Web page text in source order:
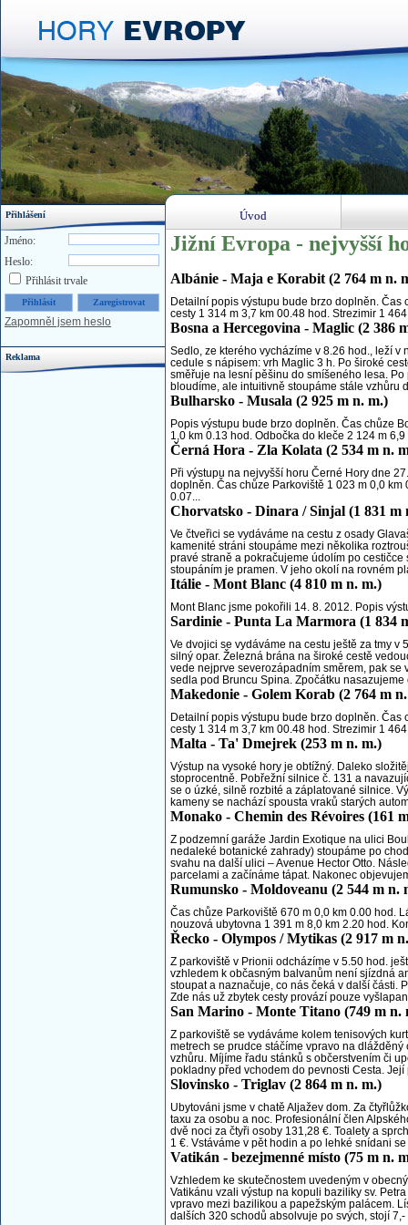
Jižní Evropa - nejvyšší
Albánie - Maja e Korabit (2 764 m n.
Detailní popis výstupu bude brzo doplněn.
cesty 1 314 m 3,7 km 00.48 hod. Strezimir 1
Bosna a Hercegovina - Maglic (2 386
Sedlo, ze kterého vycházíme v 8.26 hod., leží
cedule s nápisem: vrh Maglic 3 h. Po široké
směřuje na lesní pěšinu do smíšeného lesa.
bloudíme, ale intuitivně stoupáme stále vzhůru
Bulharsko - Musala (2 925 m n. m.)
Popis výstupu bude brzo doplněn. Čas chůze
1,0 km 0.13 hod. Odbočka do kleče 2 124 m
Černá Hora - Zla Kolata (2 534 m n.
Při výstupu na nejvyšší horu Černé Hory dne
doplněn. Čas chůze Parkoviště 1 023 m 0,0
0.07...
Chorvatsko - Dinara / Sinjal (1 831 m
Ve čtveřici se vydáváme na cestu z osady
kamenité stráni stoupáme mezi několika
pravé straně a pokračujeme údolím po
stoupáním je pramen. V jeho okolí na rovném
Itálie - Mont Blanc (4 810 m n. m.)
Mont Blanc jsme pokořili 14. 8. 2012. Popis
Sardinie - Punta La Marmora (1 834
Ve dvojici se vydáváme na cestu ještě za tmy v
silný opar. Železná brána na široké cestě
vede nejprve severozápadním směrem, pak
sedla pod Bruncu Spina. Zpočátku nasazujeme
Makedonie - Golem Korab (2 764 m
Detailní popis výstupu bude brzo doplněn.
cesty 1 314 m 3,7 km 00.48 hod. Strezimir 1
Malta - Ta' Dmejrek (253 m n. m.)
Výstup na vysoké hory je obtížný. Daleko
stoprocentně. Pobřežní silnice č. 131 a
se o úzké, silně rozbité a záplatované silnice.
kameny se nachází spousta vraků starých
Monako - Chemin des Révoires (161
Z podzemní garáže Jardin Exotique na ulici
nedaleké botanické zahrady) stoupáme po
svahu na další ulici – Avenue Hector Otto.
parcelami a začínáme tápat. Nakonec
Rumunsko - Moldoveanu (2 544 m n.
Čas chůze Parkoviště 670 m 0,0 km 0.00 hod.
nouzová ubytovna 1 391 m 8,0 km 2.20 hod.
Řecko - Olympos / Mytikas (2 917 m
Z parkoviště v Prionii odcházíme v 5.50 hod.
vzhledem k občasným balvanům není sjízdná
stoupat a naznačuje, co nás čeká v další části.
Zde nás už zbytek cesty provází pouze
San Marino - Monte Titano (749 m n.
Z parkoviště se vydáváme kolem tenisových
metrech se prudce stáčíme vpravo na
vzhůru. Míjíme řadu stánků s občerstvením či
pokladny před vchodem do pevnosti Cesta.
Slovinsko - Triglav (2 864 m n. m.)
Ubytováni jsme v chatě Aljažev dom. Za
taxu za osobu a noc. Profesionální člen
dvě noci za čtyři osoby 131,28 €. Toalety a
1 €. Vstáváme v pět hodin a po lehké snídani
Vatikán - bezejmenné místo (75 m n.
Vzhledem ke skutečnostem uvedeným v
Vatikánu vzali výstup na kopuli baziliky sv.
vpravo mezi bazilikou a papežským palácem.
dalších 320 schodů absolvuje po svých, stojí 7,-
Přihlášení
Jméno:
Heslo:
Přihlásit trvale
Zapomněl jsem heslo
Reklama
Úvod